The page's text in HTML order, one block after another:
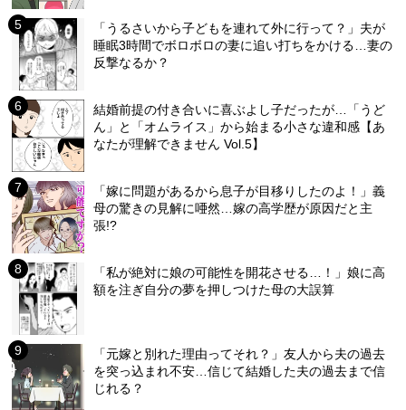
「うるさいから子どもを連れて外に行って？」夫が
睡眠3時間でボロボロの妻に追い打ちをかける…妻の
反撃なるか？
結婚前提の付き合いに喜ぶよし子だったが…「うど
ん」と「オムライス」から始まる小さな違和感【あ
なたが理解できません Vol.5】
「嫁に問題があるから息子が目移りしたのよ！」義
母の驚きの見解に唖然…嫁の高学歴が原因だと主
張!?
「私が絶対に娘の可能性を開花させる…！」娘に高
額を注ぎ自分の夢を押しつけた母の大誤算
「元嫁と別れた理由ってそれ？」友人から夫の過去
を突っ込まれ不安…信じて結婚した夫の過去まで信
じれる？